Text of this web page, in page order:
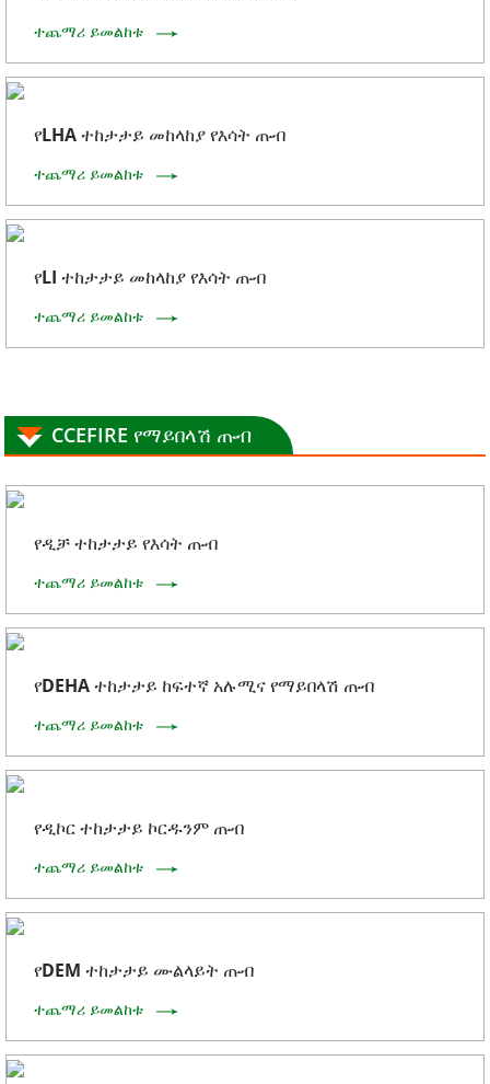
ተጨማሪ ይመልከቱ
የLHA ተከታታይ መከላከያ የእሳት ጡብ
ተጨማሪ ይመልከቱ
የLI ተከታታይ መከላከያ የእሳት ጡብ
ተጨማሪ ይመልከቱ
CCEFIRE የማይበላሽ ጡብ
የዲቻ ተከታታይ የእሳት ጡብ
ተጨማሪ ይመልከቱ
የDEHA ተከታታይ ከፍተኛ አሉሚና የማይበላሽ ጡብ
ተጨማሪ ይመልከቱ
የዲኮር ተከታታይ ኮርዱንም ጡብ
ተጨማሪ ይመልከቱ
የDEM ተከታታይ ሙልላይት ጡብ
ተጨማሪ ይመልከቱ